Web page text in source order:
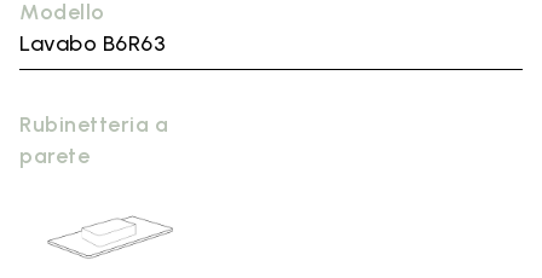
Modello
Lavabo B6R63
Rubinetteria a
parete